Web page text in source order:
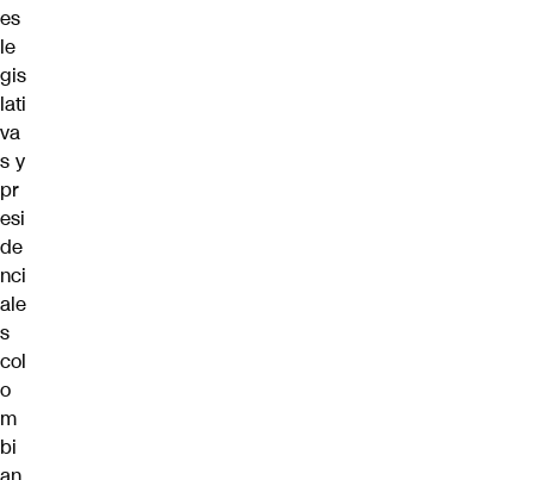
es
le
gis
lati
va
s y
pr
esi
de
nci
ale
s
col
o
m
bi